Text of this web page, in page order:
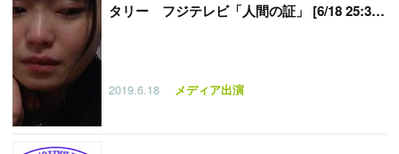
タリー フジテレビ「人間の証」 [6/18 25:35
2019.6.18 メディア出演